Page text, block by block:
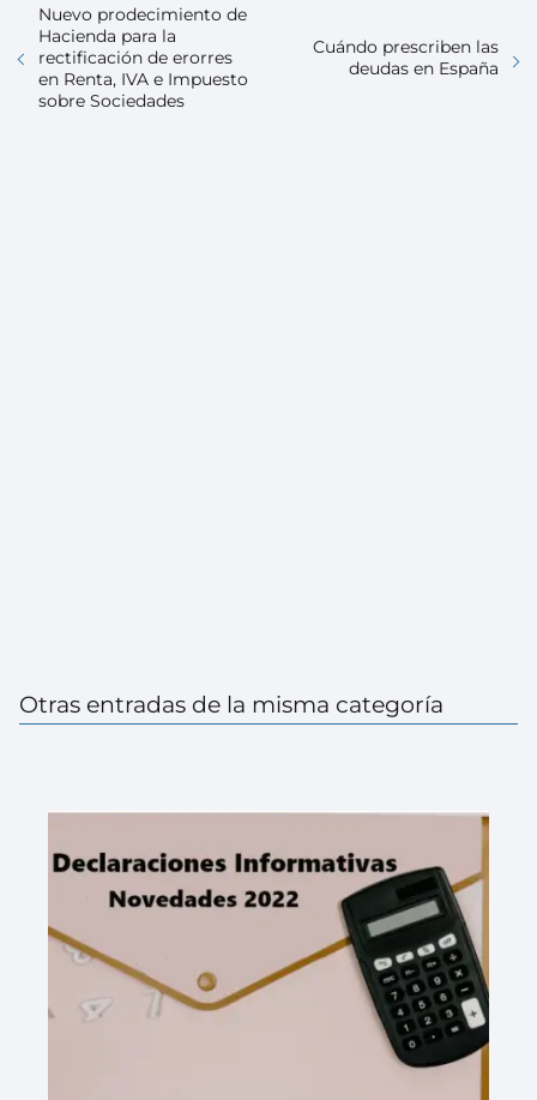
Nuevo prodecimiento de
Hacienda para la
rectificación de erorres
en Renta, IVA e Impuesto
sobre Sociedades
Cuándo prescriben las
deudas en España
Otras entradas de la misma categoría